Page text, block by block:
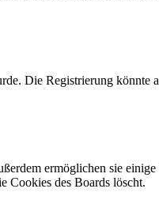
Die Registrierung könnte
ermöglichen sie
Cookies des Boards löscht.